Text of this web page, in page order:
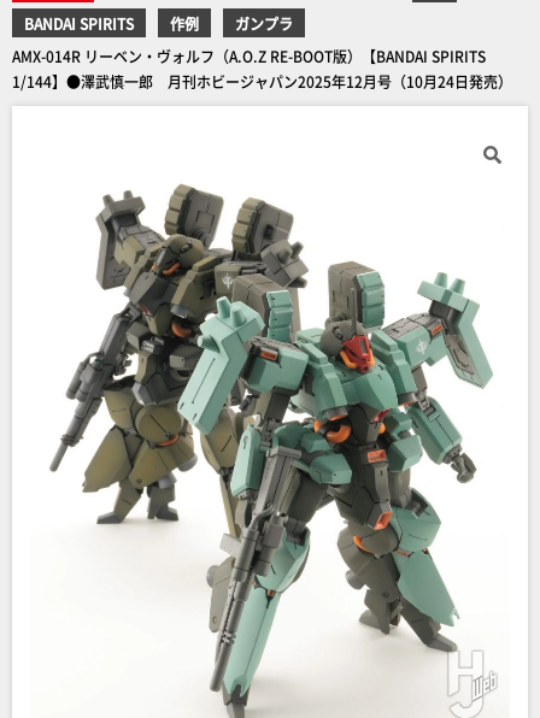
BANDAI SPIRITS
作例
ガンプラ
AMX-014R リーベン・ヴォルフ（A.O.Z RE-BOOT版）【BANDAI SPIRITS
1/144】●澤武慎一郎 月刊ホビージャパン2025年12月号（10月24日発売）